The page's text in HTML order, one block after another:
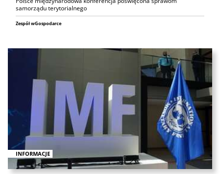
samorządu terytorialnego
Zespół wGospodarce
INFORMACJE